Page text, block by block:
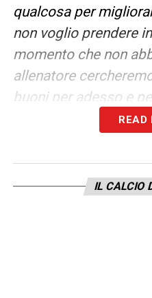
qualcosa per
non voglio prendere
momento che non
allenatore
buoni per adesso e
FUTURO DA
meglio per far venire
darò sempre tutto
READ
IL CALCIO